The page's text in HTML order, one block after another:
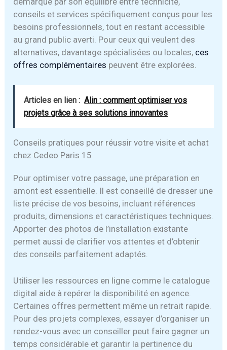
conseils et services spécifiquement conçus pour les
besoins professionnels, tout en restant accessible
au grand public averti. Pour ceux qui veulent des
alternatives, davantage spécialisées ou locales, ces
offres complémentaires peuvent être explorées.
Articles en lien : Alin : comment optimiser vos
projets grâce à ses solutions innovantes
Conseils pratiques pour réussir votre visite et achat
chez Cedeo Paris 15
Pour optimiser votre passage, une préparation en
amont est essentielle. Il est conseillé de dresser une
liste précise de vos besoins, incluant références
produits, dimensions et caractéristiques techniques.
Apporter des photos de l’installation existante
permet aussi de clarifier vos attentes et d’obtenir
des conseils parfaitement adaptés.
Utiliser les ressources en ligne comme le catalogue
digital aide à repérer la disponibilité en agence.
Certaines offres permettent même un retrait rapide.
Pour des projets complexes, essayer d’organiser un
rendez-vous avec un conseiller peut faire gagner un
temps considérable et garantir la pertinence du